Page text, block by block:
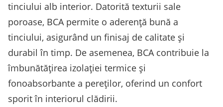
tinciului alb interior. Datorită texturii sale
poroase, BCA permite o aderență bună a
tinciului, asigurând un finisaj de calitate și
durabil în timp. De asemenea, BCA contribuie la
îmbunătățirea izolației termice și
fonoabsorbante a pereților, oferind un confort
sporit în interiorul clădirii.